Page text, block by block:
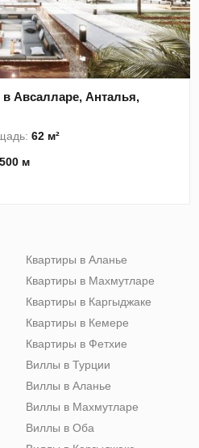
в Авсалларе, Анталья,
62 м²
500 м
Квартиры в Аланье
Квартиры в Махмутларе
Квартиры в Каргыджаке
Квартиры в Кемере
Квартиры в Фетхие
Виллы в Турции
Виллы в Аланье
Виллы в Махмутларе
Виллы в Оба